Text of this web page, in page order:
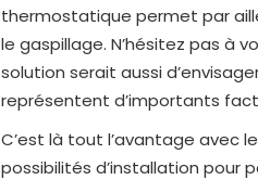
thermostatique permet par
le gaspillage. N’hésitez pas à
solution serait aussi
représentent d’importants
C’est là tout l’avantage avec
possibilités d’installation pour